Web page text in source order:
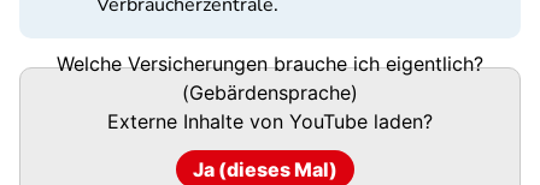
Welche Versicherungen brauche ich eigentlich?
(Gebärdensprache)
Externe Inhalte von YouTube laden?
Ja (dieses Mal)